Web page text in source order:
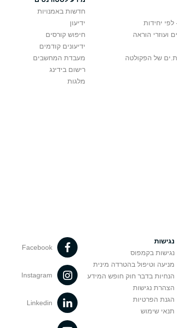
יחידות
ועוזרי הוראה
של הפקולטה
חדשות באמנויות
ידיעון
חיפוש קורסים
ידיעונים קודמים
מעבדת המחשבים
רישום בידינג
מלגות
נגישות
נגישות בקמפוס
מניעה וטיפול בהטרדה מינית
הנחיות בדבר חוק חופש המידע
הצהרת נגישות
הגנת הפרטיות
תנאי שימוש
Facebook
Instagram
Linkedin